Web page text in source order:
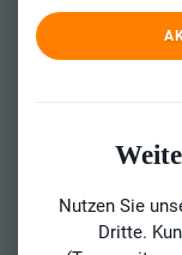
Nutzen Sie
Dritte.